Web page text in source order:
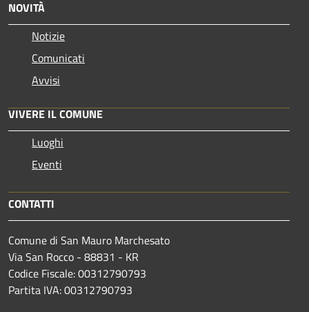
NOVITÀ
Notizie
Comunicati
Avvisi
VIVERE IL COMUNE
Luoghi
Eventi
CONTATTI
Comune di San Mauro Marchesato
Via San Rocco - 88831 - KR
Codice Fiscale: 00312790793
Partita IVA: 00312790793